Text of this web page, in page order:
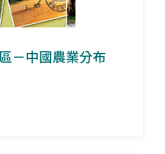
－中國農業分布